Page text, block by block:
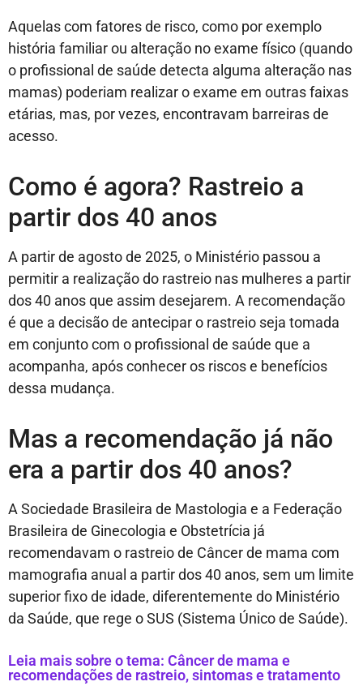
Aquelas com fatores de risco, como por exemplo
história familiar ou alteração no exame físico (quando
o profissional de saúde detecta alguma alteração nas
mamas) poderiam realizar o exame em outras faixas
etárias, mas, por vezes, encontravam barreiras de
acesso.
Como é agora? Rastreio a
partir dos 40 anos
A partir de agosto de 2025, o Ministério passou a
permitir a realização do rastreio nas mulheres a partir
dos 40 anos que assim desejarem. A recomendação
é que a decisão de antecipar o rastreio seja tomada
em conjunto com o profissional de saúde que a
acompanha, após conhecer os riscos e benefícios
dessa mudança.
Mas a recomendação já não
era a partir dos 40 anos?
A Sociedade Brasileira de Mastologia e a Federação
Brasileira de Ginecologia e Obstetrícia já
recomendavam o rastreio de Câncer de mama com
mamografia anual a partir dos 40 anos, sem um limite
superior fixo de idade, diferentemente do Ministério
da Saúde, que rege o SUS (Sistema Único de Saúde).
Leia mais sobre o tema: Câncer de mama e
recomendações de rastreio, sintomas e tratamento